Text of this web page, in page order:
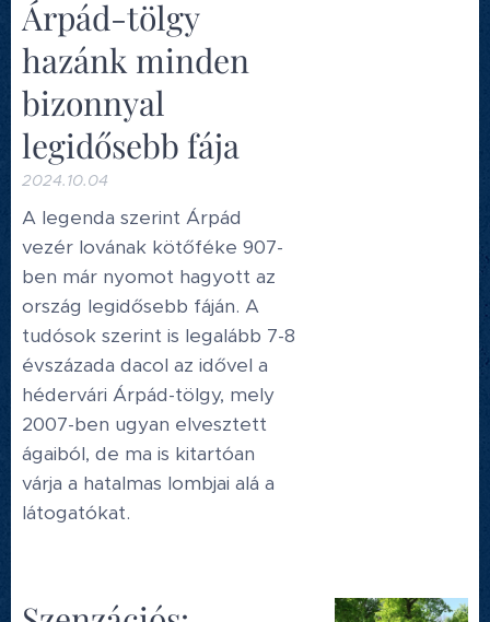
Árpád-tölgy
hazánk minden
bizonnyal
legidősebb fája
2024.10.04
A legenda szerint Árpád
vezér lovának kötőféke 907-
ben már nyomot hagyott az
ország legidősebb fáján. A
tudósok szerint is legalább 7-8
évszázada dacol az idővel a
hédervári Árpád-tölgy, mely
2007-ben ugyan elvesztett
ágaiból, de ma is kitartóan
várja a hatalmas lombjai alá a
látogatókat.